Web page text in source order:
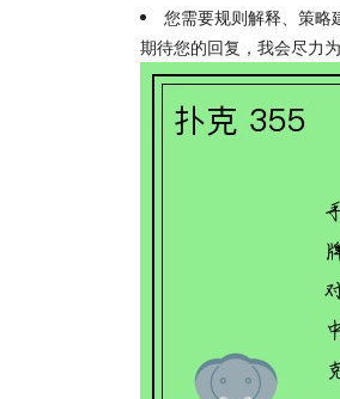
您需要规则解释、策略
期待您的回复，我会尽力